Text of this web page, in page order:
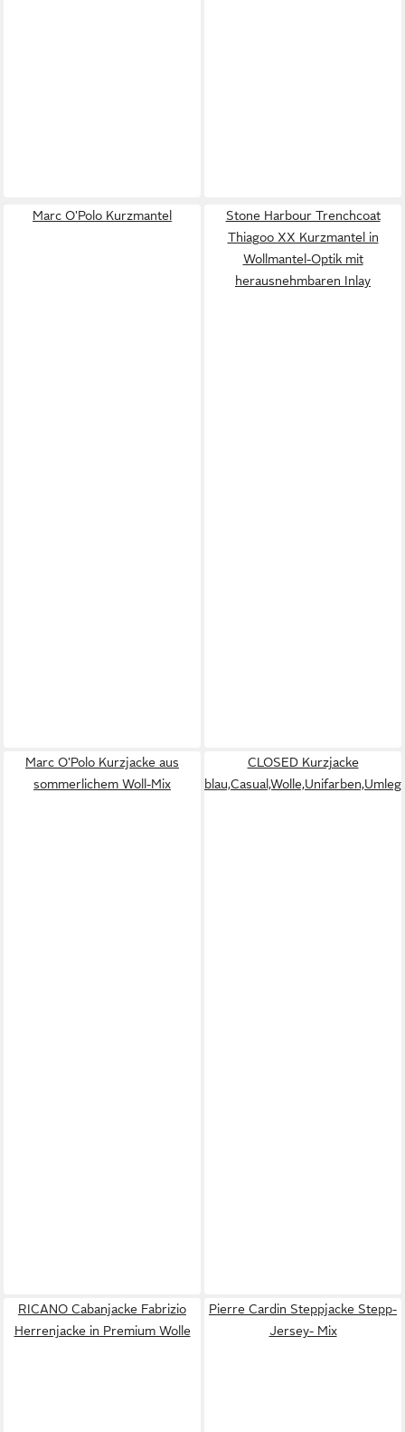
Marc O'Polo Kurzmantel
Stone Harbour Trenchcoat
Thiagoo XX Kurzmantel in
Wollmantel-Optik mit
herausnehmbaren Inlay
Marc O'Polo Kurzjacke aus
sommerlichem Woll-Mix
CLOSED Kurzjacke
RICANO Cabanjacke Fabrizio
Herrenjacke in Premium Wolle
Pierre Cardin Steppjacke Stepp-
Jersey- Mix